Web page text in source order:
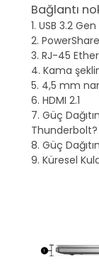
Bağlantı
1. USB 3.2
2.
3. RJ-45
4. Kama
5. 4,5 mm
6. HDMI 2.1
7. Güç
8. Güç
9. Küresel